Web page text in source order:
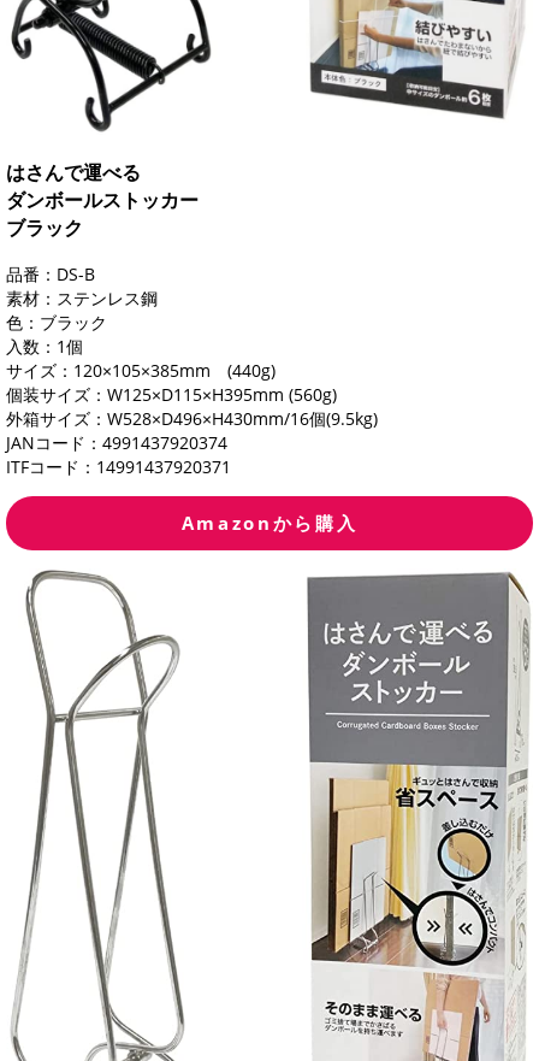
はさんで運べる
ダンボールストッカー
ブラック
品番：DS-B
素材：ステンレス鋼
色：ブラック
入数：1個
サイズ：120×105×385mm (440g)
個装サイズ：W125×D115×H395mm (560g)
外箱サイズ：W528×D496×H430mm/16個(9.5kg)
JANコード：4991437920374
ITFコード：14991437920371
Amazonから購入